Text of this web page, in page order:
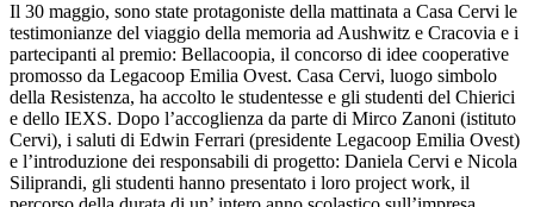
Il 30 maggio, sono state protagoniste della mattinata a Casa Cervi le
testimonianze del viaggio della memoria ad Aushwitz e Cracovia e i
partecipanti al premio: Bellacoopia, il concorso di idee cooperative
promosso da Legacoop Emilia Ovest. Casa Cervi, luogo simbolo
della Resistenza, ha accolto le studentesse e gli studenti del Chierici
e dello IEXS. Dopo l’accoglienza da parte di Mirco Zanoni (istituto
Cervi), i saluti di Edwin Ferrari (presidente Legacoop Emilia Ovest)
e l’introduzione dei responsabili di progetto: Daniela Cervi e Nicola
Siliprandi, gli studenti hanno presentato i loro project work, il